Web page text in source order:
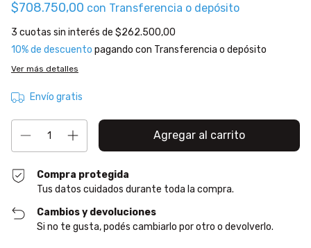
$708.750,00 con Transferencia o depósito
3 cuotas sin interés de $262.500,00
10% de descuento pagando con Transferencia o depósito
Ver más detalles
Envío gratis
Compra protegida
Tus datos cuidados durante toda la compra.
Cambios y devoluciones
Si no te gusta, podés cambiarlo por otro o devolverlo.